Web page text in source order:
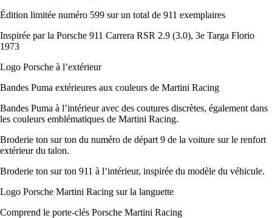
Édition limitée numéro 599 sur un total de 911 exemplaires
Inspirée par la Porsche 911 Carrera RSR 2.9 (3.0), 3e Targa Florio
1973
Logo Porsche à l’extérieur
Bandes Puma extérieures aux couleurs de Martini Racing
Bandes Puma à l’intérieur avec des coutures discrètes, également dans
les couleurs emblématiques de Martini Racing.
Broderie ton sur ton du numéro de départ 9 de la voiture sur le renfort
extérieur du talon.
Broderie ton sur ton 911 à l’intérieur, inspirée du modèle du véhicule.
Logo Porsche Martini Racing sur la languette
Comprend le porte-clés Porsche Martini Racing